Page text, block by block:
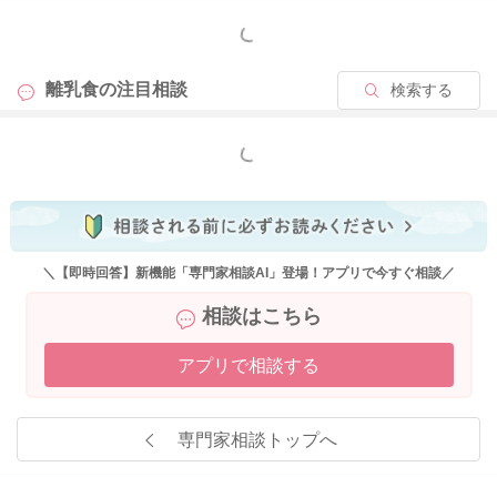
もっと見る
離乳食の注目相談 検索する
もっと見る
＼【即時回答】新機能「専門家相談AI」登場！アプリで今すぐ相談／
相談はこちら
アプリで相談する
専門家相談トップへ